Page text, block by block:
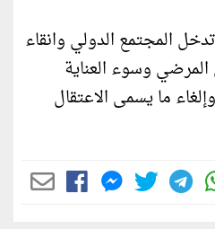
المجتمع الدولي وانقاء
وسوء العناية
ما يسمى الاعتقال